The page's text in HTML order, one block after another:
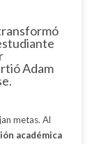
Adam
metas. Al
académica